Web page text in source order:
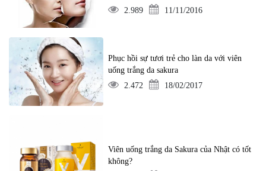
2.989
11/11/2016
Phục hồi sự tươi trẻ cho làn da với viên
uống trắng da sakura
2.472
18/02/2017
Viên uống trắng da Sakura của Nhật có tốt
không?